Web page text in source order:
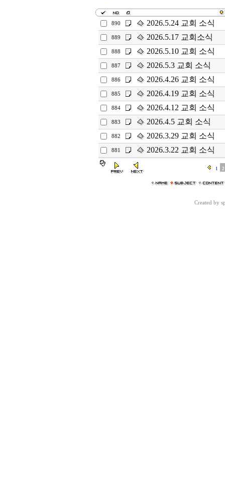
890 2026.5.24 교회 소식
889 2026.5.17 교회소식
888 2026.5.10 교회 소식
887 2026.5.3 교회 소식
886 2026.4.26 교회 소식
885 2026.4.19 교회 소식
884 2026.4.12 교회 소식
883 2026.4.5 교회 소식
882 2026.3.29 교회 소식
881 2026.3.22 교회 소식
1 2
Created by